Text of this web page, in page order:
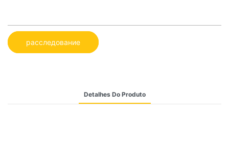
расследование
Detalhes Do Produto